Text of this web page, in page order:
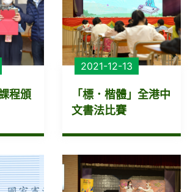
程頒
2021-12-13
「標．楷體」全港中
文書法比賽